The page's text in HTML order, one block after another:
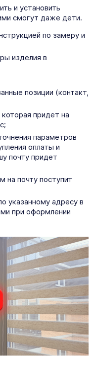
и установить
смогут даже дети.
по замеру и
изделия в
позиции (контакт,
придет на
параметров
оплаты и
почту придет
на почту поступит
указанному адресу в
при оформлении